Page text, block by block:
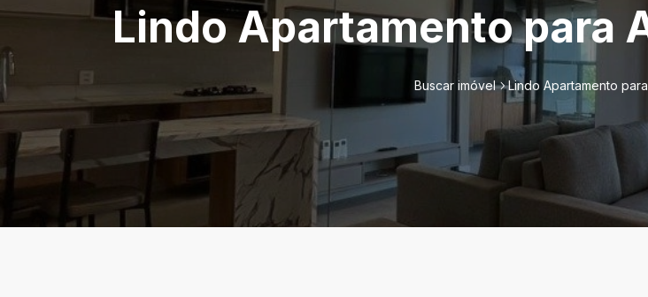
Lindo Apartamento para
Buscar imóvel Lindo Apartamento